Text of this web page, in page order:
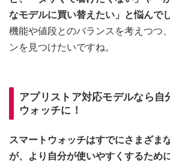
なモデルに買い替えたい」と悩んで
機能や値段とのバランスを考えつつ
ンを見つけたいですね。
アプリストア対応モデルなら自
ウォッチに！
スマートウォッチはすでにさまざま
が、より自分が使いやすくするため